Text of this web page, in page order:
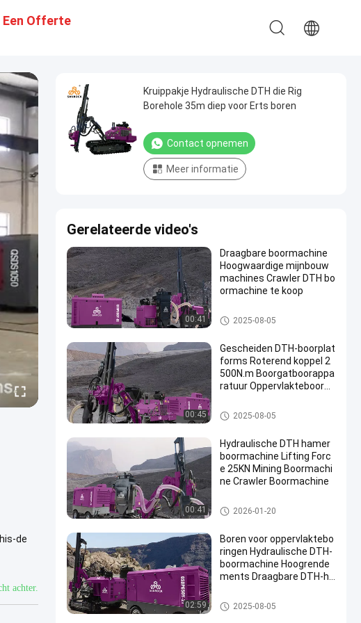
Een Offerte
de
achter.
Kruippakje Hydraulische DTH die Rig
Borehole 35m diep voor Erts boren
Contact opnemen
Meer informatie
Gerelateerde video's
00:41
Draagbare boormachine
Hoogwaardige mijnbouw
machines Crawler DTH bo
ormachine te koop
DTH-Boringsmachine
2025-08-05
00:45
Gescheiden DTH-boorplat
forms Roterend koppel 2
500N.m Boorgatboorappa
ratuur Oppervlakteboorpl
DTH-Boringsmachine
2025-08-05
00:41
Hydraulische DTH hamer
boormachine Lifting Forc
e 25KN Mining Boormachi
ne Crawler Boormachine
DTH-Boringsmachine
2026-01-20
02:59
Boren voor oppervlaktebo
ringen Hydraulische DTH-
boormachine Hoogrende
ments Draagbare DTH-ha
DTH-Boringsmachine
2025-08-05